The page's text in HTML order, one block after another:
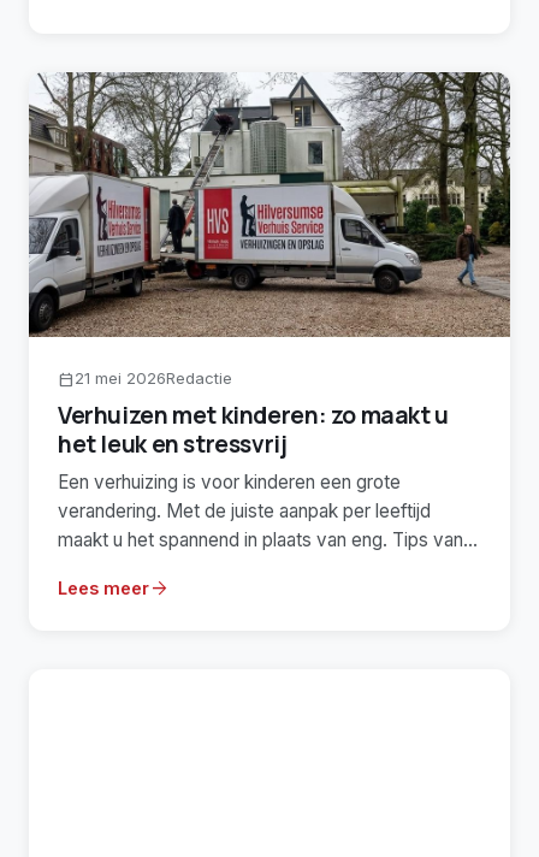
calendar_today21 mei 2026Redactie
Verhuizen met kinderen: zo maakt u
het leuk en stressvrij
Een verhuizing is voor kinderen een grote
verandering. Met de juiste aanpak per leeftijd
maakt u het spannend in plaats van eng. Tips van
Lees meerarrow_forward